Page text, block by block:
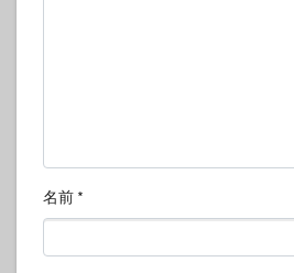
名前 *